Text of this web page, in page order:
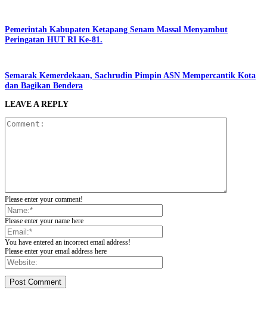
Pemerintah Kabupaten Ketapang Senam Massal Menyambut
Peringatan HUT RI Ke-81.
Semarak Kemerdekaan, Sachrudin Pimpin ASN Mempercantik Kota
dan Bagikan Bendera
LEAVE A REPLY
Please enter your comment!
Please enter your name here
You have entered an incorrect email address!
Please enter your email address here